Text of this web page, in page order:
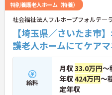
特別養護老人ホーム（特養）
社会福祉法人フルホープフォルテ―
【埼玉県／さいたま市
護老人ホームにてケア
給料
月収33.0万円～
年収424万円～
定年収